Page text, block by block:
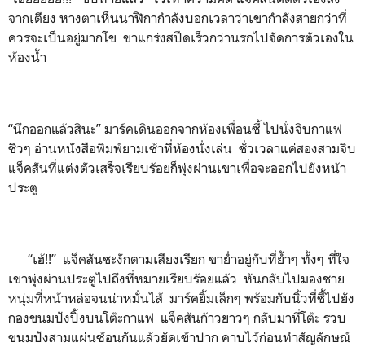
จากเตียง หางตาเห็นนาฬิกากำลังบอกเวลาว่าเขากำลังสายกว่าที่
ควรจะเป็นอยู่มากโข ขาแกร่งสปีดเร็วกว่านรกไปจัดการตัวเองใน
ห้องน้ำ
“นึกออกแล้วสินะ” มาร์คเดินออกจากห้องเพื่อนซี้ ไปนั่งจิบกาแฟ
ชิวๆ อ่านหนังสือพิมพ์ยามเช้าที่ห้องนั่งเล่น ชั่วเวลาแค่สองสามจิบ
แจ็คสันที่แต่งตัวเสร็จเรียบร้อยก็พุ่งผ่านเขาเพื่อจะออกไปยังหน้า
ประตู
“เฮ้!!” แจ็คสันชะงักตามเสียงเรียก ขาย่ำอยู่กับที่ย้ำๆ ทั้งๆ ที่ใจ
เขาพุ่งผ่านประตูไปถึงที่หมายเรียบร้อยแล้ว หันกลับไปมองชาย
หนุ่มที่หน้าหล่อจนน่าหมั่นไส้ มาร์คยิ้มเล็กๆ พร้อมกับนิ้วที่ชี้ไปยัง
กองขนมปังปิ้งบนโต๊ะกาแฟ แจ็คสันก้าวยาวๆ กลับมาที่โต๊ะ รวบ
ขนมปังสามแผ่นซ้อนกันแล้วยัดเข้าปาก คาบไว้ก่อนทำสัญลักษณ์